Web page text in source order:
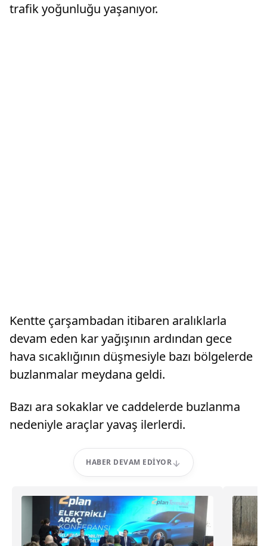
trafik yoğunluğu yaşanıyor.
Kentte çarşambadan itibaren aralıklarla
devam eden kar yağışının ardından gece
hava sıcaklığının düşmesiyle bazı bölgelerde
buzlanmalar meydana geldi.
Bazı ara sokaklar ve caddelerde buzlanma
nedeniyle araçlar yavaş ilerlerdi.
HABER DEVAM EDIYOR